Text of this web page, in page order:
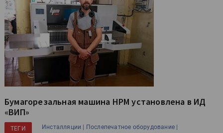
Бумагорезальная машина HPM установлена в ИД
«ВИП»
ТЕГИ Инсталляции | Послепечатное оборудование |